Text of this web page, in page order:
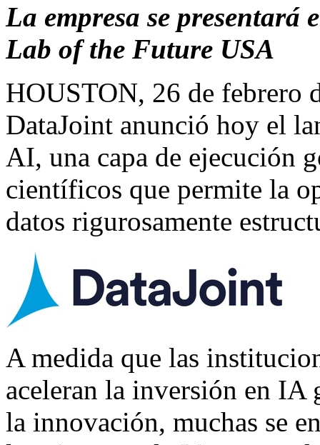
La empresa se presentará
Lab of the Future USA
HOUSTON, 26 de febrero
DataJoint anunció hoy el
AI, una capa de ejecución
científicos que permite la
datos rigurosamente
A medida que las
aceleran la inversión en IA
la innovación, muchas se